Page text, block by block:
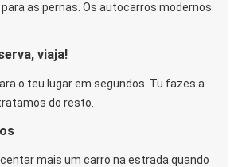
as pernas. Os autocarros modernos
viaja!
o teu lugar em segundos. Tu fazes a
do resto.
mais um carro na estrada quando